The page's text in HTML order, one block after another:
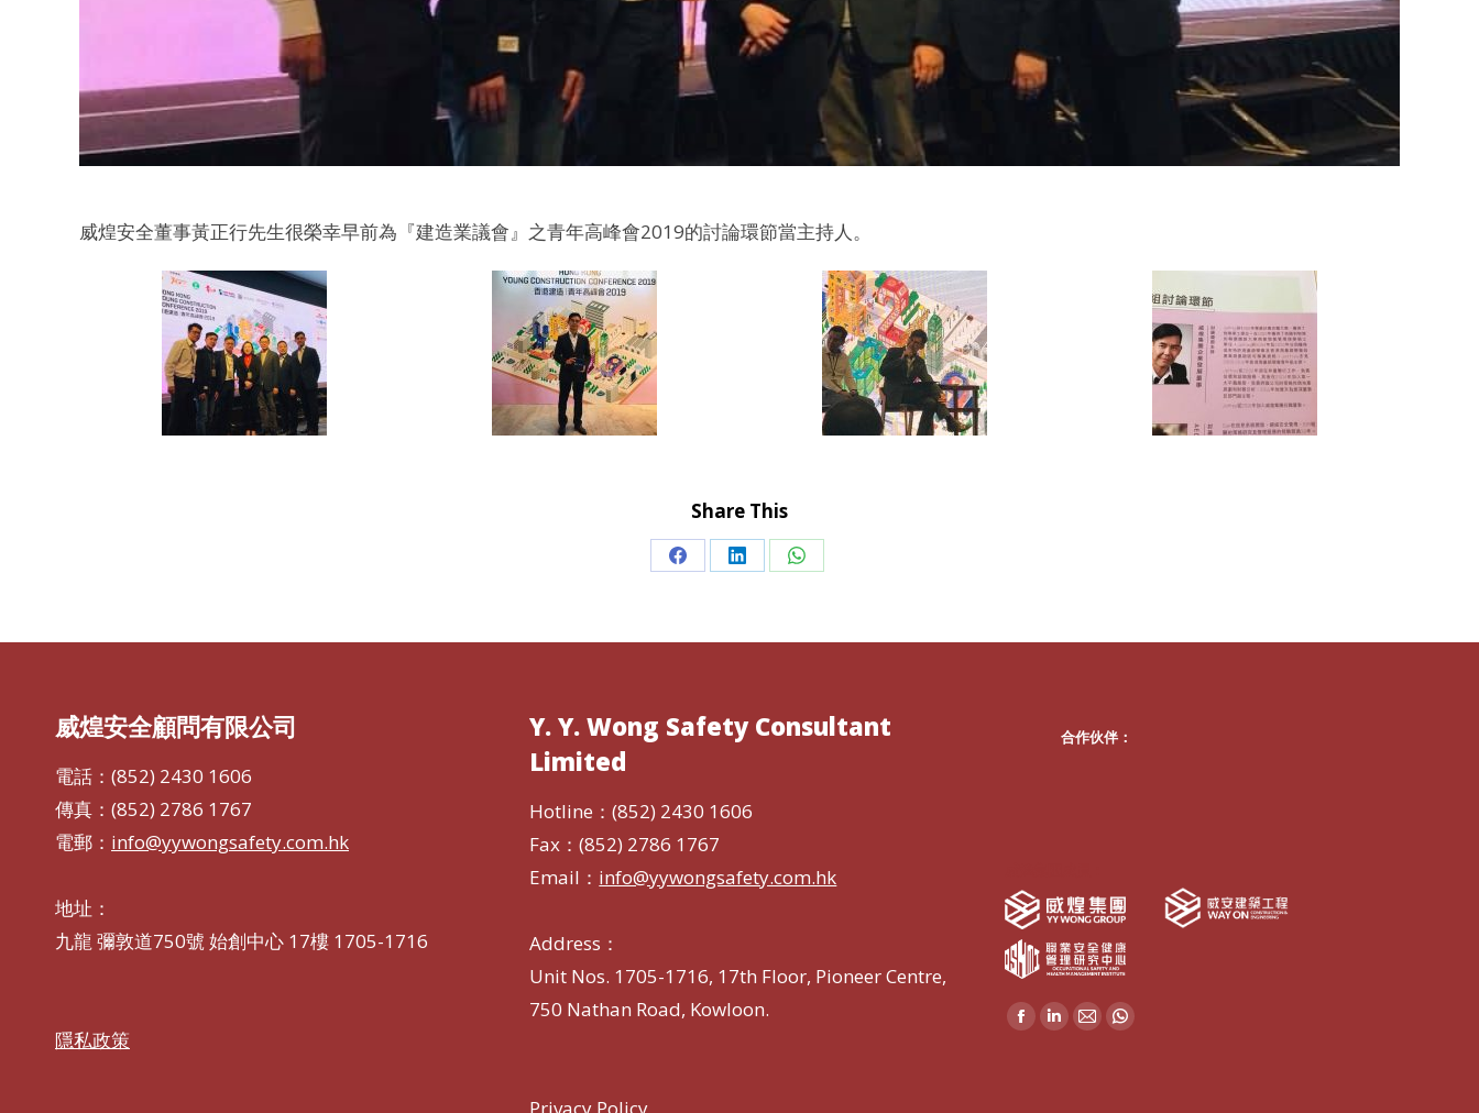
威煌安全董事黃正行先生很榮幸早前為『建造業議會』之青年高峰會2019的討論環節當主持人。
Share This
Share
Facebook
Share
LinkedIn
Share
WhatsApp
威煌安全顧問有限公司
電話：(852) 2430 1606
傳真：(852) 2786 1767
電郵： info@yywongsafety.com.hk
地址：
九龍 彌敦道750號 始創中心 17樓 1705-1716
隱私政策
Y. Y. Wong Safety Consultant
Limited
Hotline：(852) 2430 1606
Fax：(852) 2786 1767
Email： info@yywongsafety.com.hk
Address：
Unit Nos. 1705-1716, 17th Floor, Pioneer Centre,
750 Nathan Road, Kowloon.
合作伙伴：
Find us on:
Facebook
Linkedin
MailWhatsapp